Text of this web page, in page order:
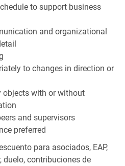
to support business
and organizational
to changes in direction or
objects with or without
and supervisors
preferred
para asociados, EAP,
duelo, contribuciones de